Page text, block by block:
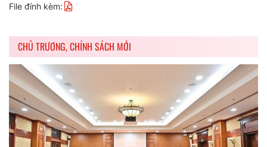
File đính kèm:
CHỦ TRƯƠNG, CHÍNH SÁCH MỚI